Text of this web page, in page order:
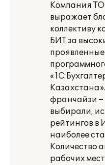
Компания
выражает
коллективу
БИТ за
франчайзи
выбирали,
рейтингов в
наиболее
Количество
рабочих